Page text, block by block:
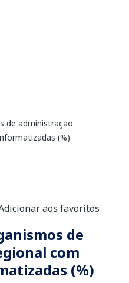
de administração
(%)
aos favoritos
de
com
(%)